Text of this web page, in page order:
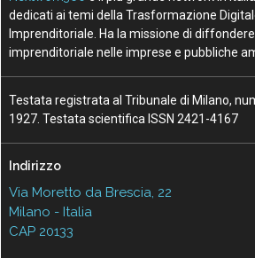
dedicati ai temi della Trasformazione
Imprenditoriale. Ha la missione di
imprenditoriale nelle imprese e pubbliche
Testata registrata al Tribunale di Milano,
1927. Testata scientifica ISSN 2421-4167
Indirizzo
Via Moretto da Brescia, 22
Milano - Italia
CAP 20133